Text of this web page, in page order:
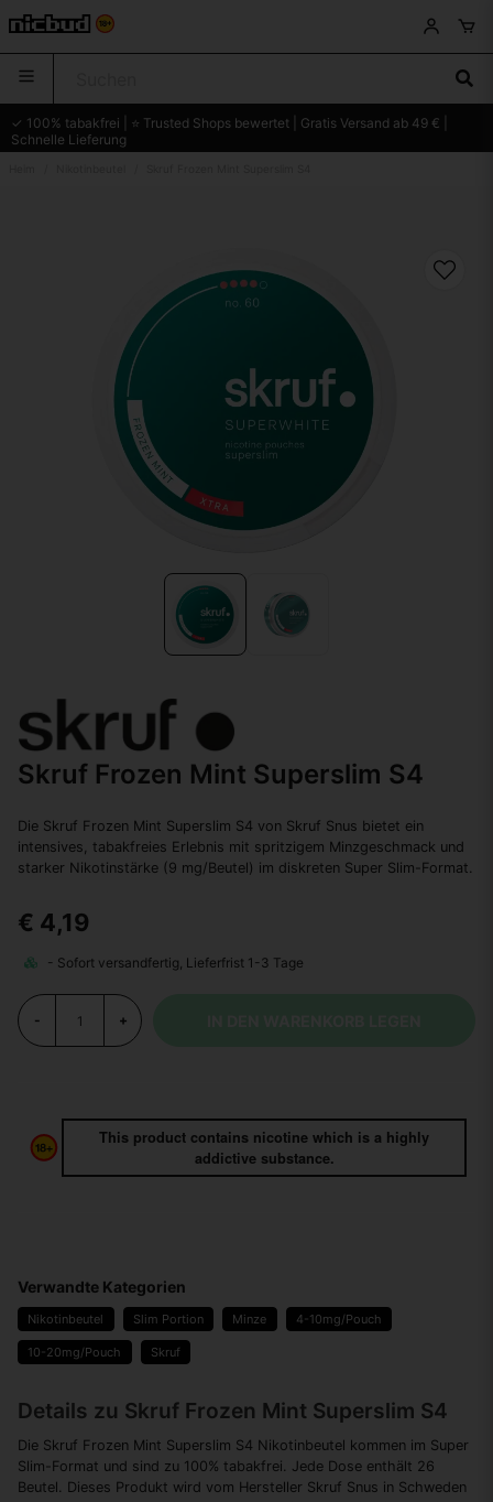
✓ 100% tabakfrei | ⭐ Trusted Shops bewertet | Gratis Versand ab 49 € |
Schnelle Lieferung
Skruf Frozen Mint Superslim S4
Die Skruf Frozen Mint Superslim S4 von Skruf Snus bietet ein
intensives, tabakfreies Erlebnis mit spritzigem Minzgeschmack und
starker Nikotinstärke (9 mg/Beutel) im diskreten Super Slim-Format.
€ 4,19
- +
This product contains nicotine which is a highly
addictive substance.
Verwandte Kategorien
Nikotinbeutel Slim Portion Minze 4-10mg/Pouch
10-20mg/Pouch Skruf
Details zu Skruf Frozen Mint Superslim S4
Die Skruf Frozen Mint Superslim S4 Nikotinbeutel kommen im Super
Slim-Format und sind zu 100% tabakfrei. Jede Dose enthält 26
Beutel. Dieses Produkt wird vom Hersteller Skruf Snus in Schweden